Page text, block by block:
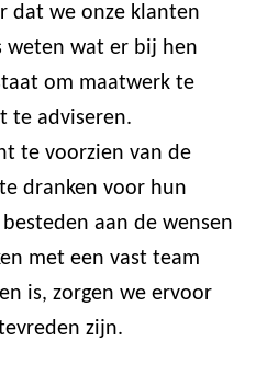
dat we onze klanten
weten wat er bij hen
om maatwerk te
te adviseren.
te voorzien van de
dranken voor hun
aan de wensen
met een vast team
is, zorgen we ervoor
zijn.